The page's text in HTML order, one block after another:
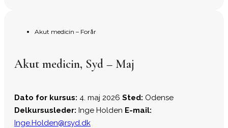
Akut medicin – Forår
Akut medicin, Syd – Maj
Dato for kursus: 4. maj 2026 Sted: Odense
Delkursusleder: Inge Holden E-mail:
Inge.Holden@rsyd.dk